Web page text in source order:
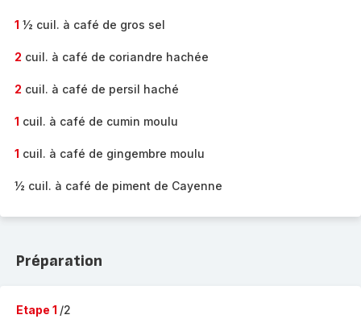
1 ½ cuil. à café de gros sel
2 cuil. à café de coriandre hachée
2 cuil. à café de persil haché
1 cuil. à café de cumin moulu
1 cuil. à café de gingembre moulu
½ cuil. à café de piment de Cayenne
Préparation
Etape 1 /2